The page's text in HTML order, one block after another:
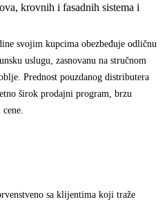
krovnih i fasadnih sistema i
svojim kupcima obezbeđuje odličnu
uslugu, zasnovanu na stručnom
Prednost pouzdanog distributera
širok prodajni program, brzu
sa klijentima koji traže